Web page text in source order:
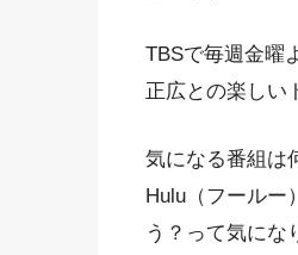
TBSで毎週金曜
正広との楽しい
気になる番組は
Hulu（フールー
う？って気にな